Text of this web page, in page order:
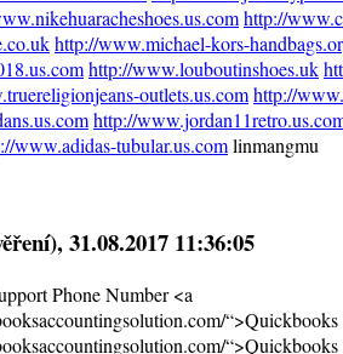
http://
http://www.michael-kors-
http://www.louboutinshoes.uk
outlets.us.comhttp://
http://
www.adidas-tubular.us.comlinmangmu
, 31.08.2017 11:36:05
Phone Number <a